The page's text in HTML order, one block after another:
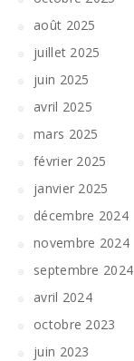
août 2025
juillet 2025
juin 2025
avril 2025
mars 2025
février 2025
janvier 2025
décembre 2024
novembre 2024
septembre 2024
avril 2024
octobre 2023
juin 2023